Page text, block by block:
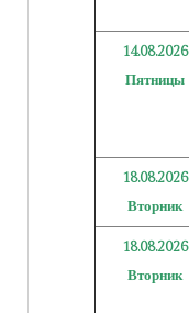
14.08.2026
Пятницы
18.08.2026
Вторник
18.08.2026
Вторник